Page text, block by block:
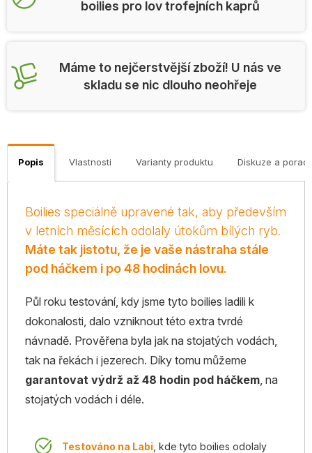
boilies pro lov trofejních kaprů
Máme to nejčerstvější zboží! U nás ve
skladu se nic dlouho neohřeje
Popis Vlastnosti Varianty produktu Diskuze a
Boilies speciálně upravené tak, aby především
v letních měsících odolaly útokům bílých ryb.
Máte tak jistotu, že je vaše nástraha stále
pod háčkem i po 48 hodinách lovu.
Půl roku testování, kdy jsme tyto boilies ladili k
dokonalosti, dalo vzniknout této extra tvrdé
návnadě. Prověřena byla jak na stojatých vodách,
tak na řekách i jezerech. Díky tomu můžeme
garantovat výdrž až 48 hodin pod háčkem, na
stojatých vodách i déle.
Testováno na Labi , kde tyto boilies odolaly